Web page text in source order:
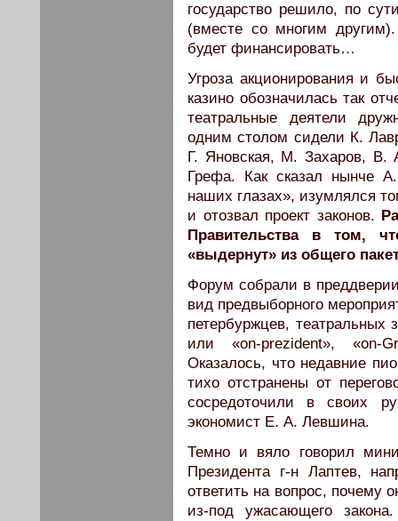
государство решило, по
(вместе со многим
будет финансировать…
Угроза акционирования и
казино обозначилась так
театральные деятели
одним столом сидели К.
Г. Яновская, М. Захаров, В.
Грефа. Как сказал нынче
наших глазах», изумлялся
и отозвал проект законов.
Правительства в том,
«выдернут» из общего
Форум собрали в
вид предвыборного
петербуржцев,
или «on-prezident», «on-
Оказалось, что недавние
тихо отстранены от
сосредоточили в своих
экономист Е. А. Левшина.
Темно и вяло говорил
Президента г-н Лаптев,
ответить на вопрос, почему
из-под ужасающего